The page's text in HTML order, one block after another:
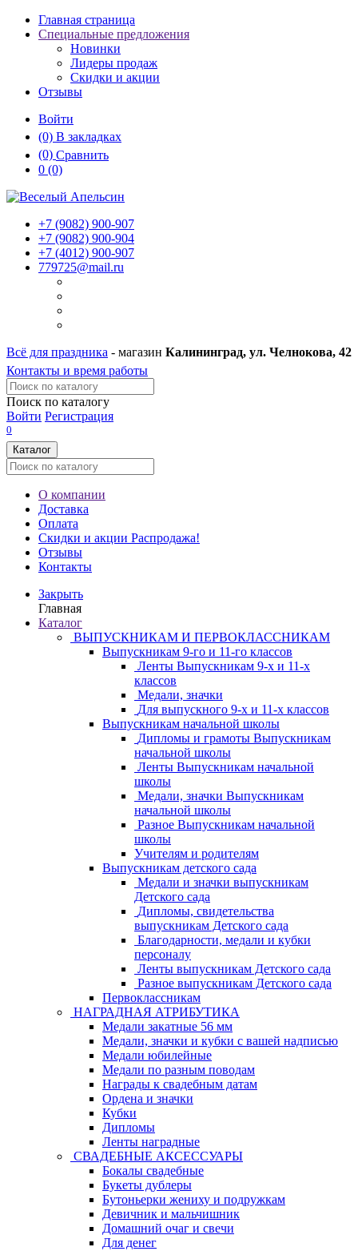
Главная страница
Специальные предложения
Новинки
Лидеры продаж
Скидки и акции
Отзывы
Войти
(0) В закладках
(0) Сравнить
0 (0)
+7 (9082) 900-907
+7 (9082) 900-904
+7 (4012) 900-907
779725@mail.ru
Всё для праздника - магазин Калининград, ул. Челнокова, 42
Контакты и время работы
Поиск по каталогу
Войти Регистрация
0
Каталог
О компании
Доставка
Оплата
Скидки и акции Распродажа!
Отзывы
Контакты
Закрыть
Главная
Каталог
ВЫПУСКНИКАМ И ПЕРВОКЛАССНИКАМ
Выпускникам 9-го и 11-го классов
Ленты Выпускникам 9-х и 11-х
классов
Медали, значки
Для выпускного 9-х и 11-х классов
Выпускникам начальной школы
Дипломы и грамоты Выпускникам
начальной школы
Ленты Выпускникам начальной
школы
Медали, значки Выпускникам
начальной школы
Разное Выпускникам начальной
школы
Учителям и родителям
Выпускникам детского сада
Медали и значки выпускникам
Детского сада
Дипломы, свидетельства
выпускникам Детского сада
Благодарности, медали и кубки
персоналу
Ленты выпускникам Детского сада
Разное выпускникам Детского сада
Первоклассникам
НАГРАДНАЯ АТРИБУТИКА
Медали закатные 56 мм
Медали, значки и кубки с вашей надписью
Медали юбилейные
Медали по разным поводам
Награды к свадебным датам
Ордена и значки
Кубки
Дипломы
Ленты наградные
СВАДЕБНЫЕ АКСЕССУАРЫ
Бокалы свадебные
Букеты дублеры
Бутоньерки жениху и подружкам
Девичник и мальчишник
Домашний очаг и свечи
Для денег